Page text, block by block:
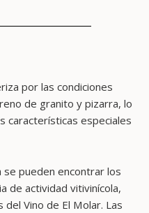
por las condiciones
de granito y pizarra, lo
características especiales
se pueden encontrar los
de actividad vitivinícola,
del Vino de El Molar. Las